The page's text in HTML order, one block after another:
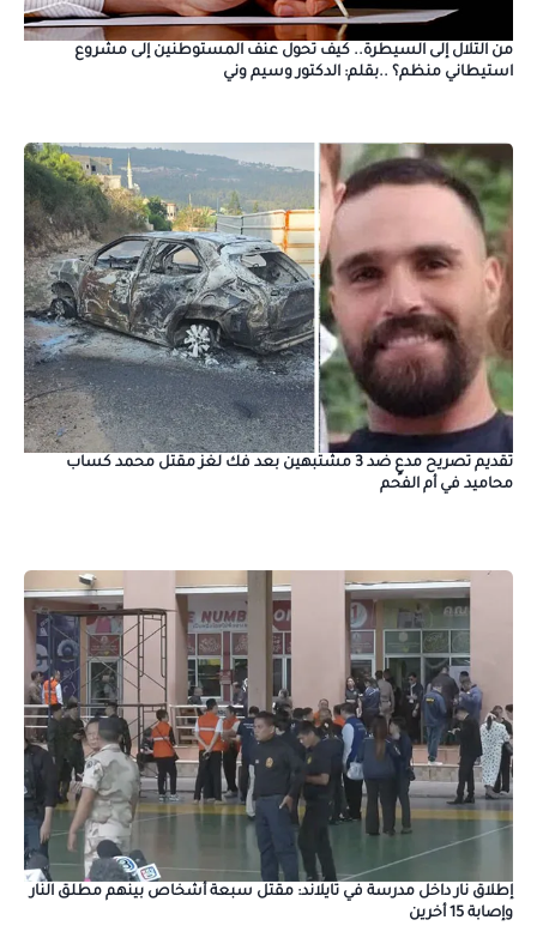
من التلال إلى السيطرة.. كيف تحول عنف المستوطنين إلى مشروع
استيطاني منظم؟ ..بقلم: الدكتور وسيم وني
تقديم تصريح مدعٍ ضد 3 مشتبهين بعد فك لغز مقتل محمد كساب
محاميد في أم الفحم
إطلاق نار داخل مدرسة في تايلاند: مقتل سبعة أشخاص بينهم مطلق النار
وإصابة 15 أخرين